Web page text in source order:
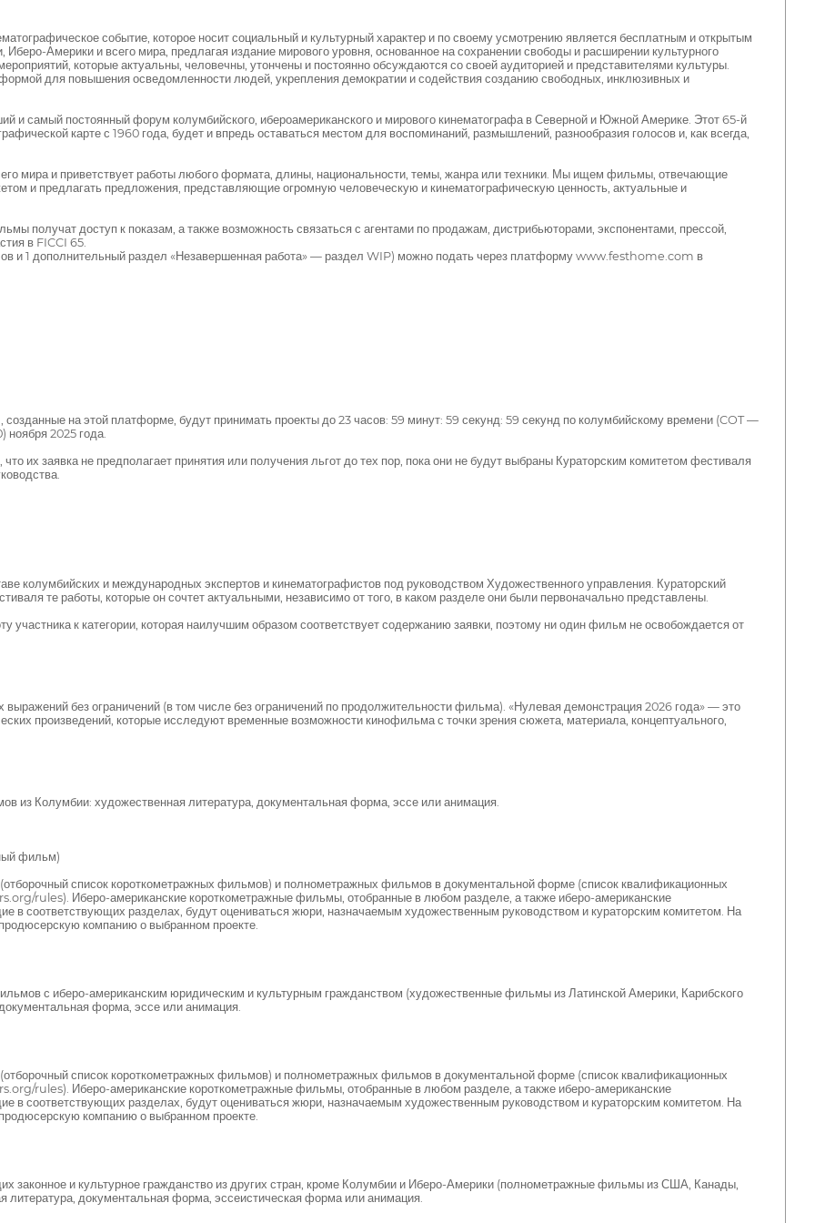
событие, которое носит социальный и культурный характер и по своему усмотрению является бесплатным и открытым
Америки и всего мира, предлагая издание мирового уровня, основанное на сохранении свободы и расширении культурного
которые актуальны, человечны, утончены и постоянно обсуждаются со своей аудиторией и представителями культуры.
для повышения осведомленности людей, укрепления демократии и содействия созданию свободных, инклюзивных и
и самый постоянный форум колумбийского, ибероамериканского и мирового кинематографа в Северной и Южной Америке. Этот 65-й
карте с 1960 года, будет и впредь оставаться местом для воспоминаний, размышлений, разнообразия голосов и, как всегда,
мира и приветствует работы любого формата, длины, национальности, темы, жанра или техники. Мы ищем фильмы, отвечающие
и предлагать предложения, представляющие огромную человеческую и кинематографическую ценность, актуальные и
получат доступ к показам, а также возможность связаться с агентами по продажам, дистрибьюторами, экспонентами, прессой,
в FICCI 65.
и 1 дополнительный раздел «Незавершенная работа» — раздел WIP) можно подать через платформу www.festhome.com в
на этой платформе, будут принимать проекты до 23 часов: 59 минут: 59 секунд: 59 секунд по колумбийскому времени (COT —
ноября 2025 года.
их заявка не предполагает принятия или получения льгот до тех пор, пока они не будут выбраны Кураторским комитетом фестиваля
колумбийских и международных экспертов и кинематографистов под руководством Художественного управления. Кураторский
те работы, которые он сочтет актуальными, независимо от того, в каком разделе они были первоначально представлены.
участника к категории, которая наилучшим образом соответствует содержанию заявки, поэтому ни один фильм не освобождается от
без ограничений (в том числе без ограничений по продолжительности фильма). «Нулевая демонстрация 2026 года» — это
произведений, которые исследуют временные возможности кинофильма с точки зрения сюжета, материала, концептуального,
из Колумбии: художественная литература, документальная форма, эссе или анимация.
фильм)
список короткометражных фильмов) и полнометражных фильмов в документальной форме (список квалификационных
rules). Иберо-американские короткометражные фильмы, отобранные в любом разделе, а также иберо-американские
соответствующих разделах, будут оцениваться жюри, назначаемым художественным руководством и кураторским комитетом. На
компанию о выбранном проекте.
с иберо-американским юридическим и культурным гражданством (художественные фильмы из Латинской Америки, Карибского
форма, эссе или анимация.
список короткометражных фильмов) и полнометражных фильмов в документальной форме (список квалификационных
rules). Иберо-американские короткометражные фильмы, отобранные в любом разделе, а также иберо-американские
соответствующих разделах, будут оцениваться жюри, назначаемым художественным руководством и кураторским комитетом. На
компанию о выбранном проекте.
и культурное гражданство из других стран, кроме Колумбии и Иберо-Америки (полнометражные фильмы из США, Канады,
документальная форма, эссеистическая форма или анимация.